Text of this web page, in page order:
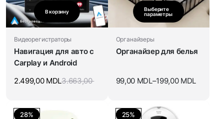
В корзину
Видеорегистраторы
Навигация для авто с
Carplay и Android
3.663,00
2.499,00 MDL
Выберите
параметры
Органайзеры
Органайзер для белья
99,00 MDL–199,00 MDL
28% 25%